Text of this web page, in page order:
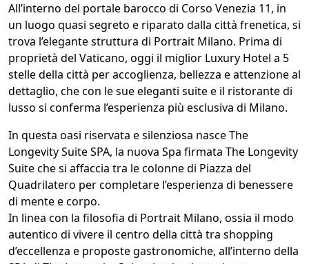
All’interno del portale barocco di Corso Venezia 11, in
un luogo quasi segreto e riparato dalla città frenetica, si
trova l’elegante struttura di Portrait Milano. Prima di
proprietà del Vaticano, oggi il miglior Luxury Hotel a 5
stelle della città per accoglienza, bellezza e attenzione al
dettaglio, che con le sue eleganti suite e il ristorante di
lusso si conferma l’esperienza più esclusiva di Milano.
In questa oasi riservata e silenziosa nasce The
Longevity Suite SPA, la nuova Spa firmata The Longevity
Suite che si affaccia tra le colonne di Piazza del
Quadrilatero per completare l’esperienza di benessere
di mente e corpo.
In linea con la filosofia di Portrait Milano, ossia il modo
autentico di vivere il centro della città tra shopping
d’eccellenza e proposte gastronomiche, all’interno della